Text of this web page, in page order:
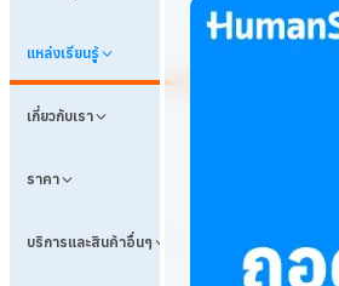
แหล่งเรียนรู้
เกี่ยวกับเรา
ราคา
บริการและสินค้าอื่นๆ